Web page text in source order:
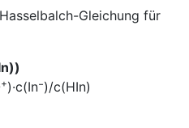
Gleichung für
+)·c(In⁻)/c(HIn)